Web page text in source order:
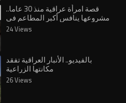
قصة امرأة عراقية منذ 30 عاما..
مشروعها ينافس أكبر المطاعم في
الأنبار
24 Views
بالفيديو.. الأنبار العراقية تفقد
مكانتها الزراعية
26 Views